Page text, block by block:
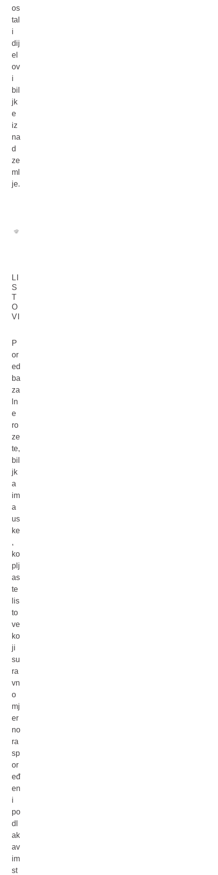
os
tal
i
dij
el
ov
i
bil
jk
e
iz
na
d
ze
ml
je.
LI
S
T
O
VI
P
or
ed
ba
za
ln
e
ro
ze
te,
bil
jk
a
im
a
us
ke
,
ko
plj
as
te
lis
to
ve
ko
ji
su
ra
vn
o
mj
er
no
ra
sp
or
eđ
en
i
po
dl
ak
av
im
st